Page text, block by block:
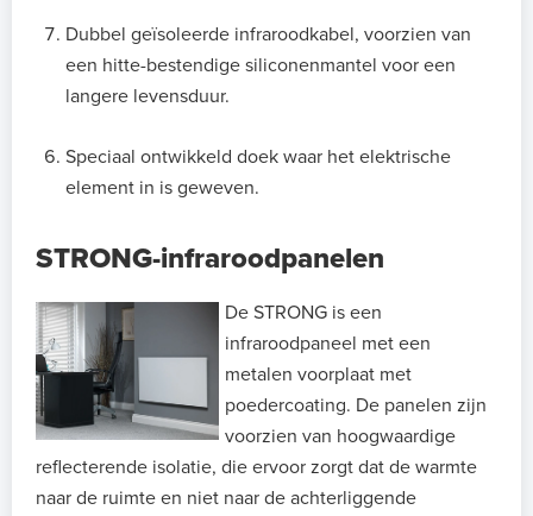
Dubbel geïsoleerde infraroodkabel, voorzien van
een hitte-bestendige siliconenmantel voor een
langere levensduur.
Speciaal ontwikkeld doek waar het elektrische
element in is geweven.
STRONG-infraroodpanelen
De STRONG is een
infraroodpaneel met een
metalen voorplaat met
poedercoating. De panelen zijn
voorzien van hoogwaardige
reflecterende isolatie, die ervoor zorgt dat de warmte
naar de ruimte en niet naar de achterliggende